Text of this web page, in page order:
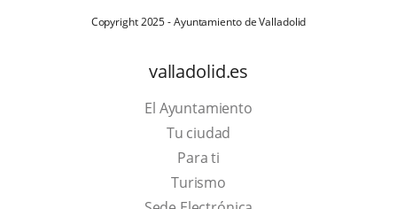
Copyright 2025 - Ayuntamiento de Valladolid
valladolid.es
El Ayuntamiento
Tu ciudad
Para ti
TurismoThis